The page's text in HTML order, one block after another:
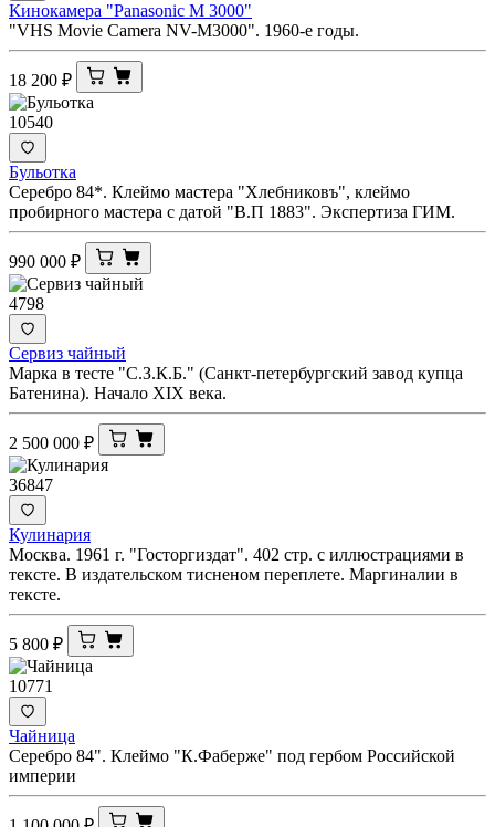
Кинокамера "Panasonic M 3000"
"VHS Movie Camera NV-M3000". 1960-е годы.
18 200 ₽
10540
Бульотка
Серебро 84*. Клеймо мастера "Хлебниковъ", клеймо
пробирного мастера с датой "В.П 1883". Экспертиза ГИМ.
990 000 ₽
4798
Сервиз чайный
Марка в тесте "С.З.К.Б." (Санкт-петербургский завод купца
Батенина). Начало XIX века.
2 500 000 ₽
36847
Кулинария
Москва. 1961 г. "Госторгиздат". 402 стр. с иллюстрациями в
тексте. В издательском тисненом переплете. Маргиналии в
тексте.
5 800 ₽
10771
Чайница
Серебро 84". Клеймо "К.Фаберже" под гербом Российской
империи